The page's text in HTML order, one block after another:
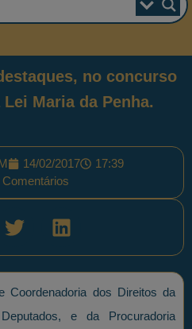
no concurso
Maria da Penha.
14/02/2017
17:39
Coordenadoria dos Direitos da
e da Procuradoria